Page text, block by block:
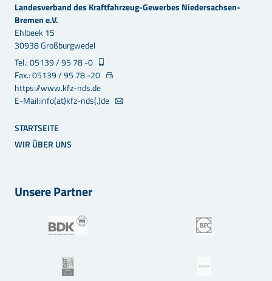
Landesverband des Kraftfahrzeug-Gewerbes Niedersachsen-
Bremen e.V.
Ehlbeek 15
30938 Großburgwedel
Tel.: 05139 / 95 78 -0
Fax.: 05139 / 95 78 -20
https://www.kfz-nds.de
E-Mail:info(at)kfz-nds(.)de
STARTSEITE
WIR ÜBER UNS
Unsere Partner